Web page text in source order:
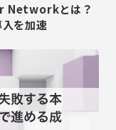
Networkとは？
を加速